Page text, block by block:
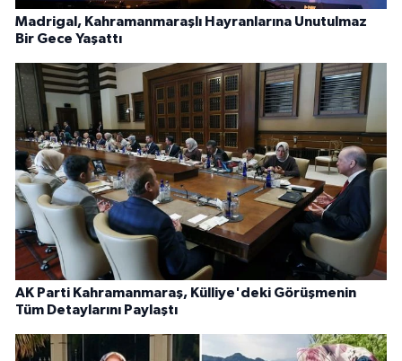
Madrigal, Kahramanmaraşlı Hayranlarına Unutulmaz
Bir Gece Yaşattı
AK Parti Kahramanmaraş, Külliye'deki Görüşmenin
Tüm Detaylarını Paylaştı